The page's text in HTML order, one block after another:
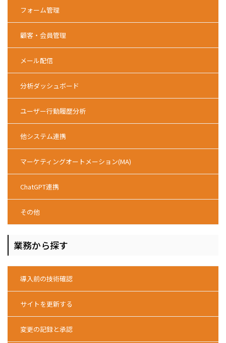
フォーム管理
顧客・会員管理
メール配信
分析ダッシュボード
ユーザー行動履歴分析
他システム連携
マーケティングオートメーション(MA)
ChatGPT連携
その他
業務から探す
導入前の技術確認
サイトを更新する
変更の記録と承認